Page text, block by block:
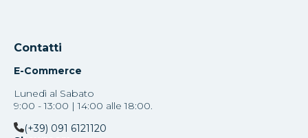
Contatti
E-Commerce
Lunedì al Sabato
9:00 - 13:00 | 14:00 alle 18:00.
(+39) 091 6121120